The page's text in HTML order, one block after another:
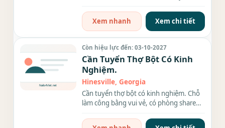
Xem nhanh
Xem chi tiết
Còn hiệu lực đến: 03-10-2027
Cần Tuyển Thợ Bột Có Kinh
Nghiệm.
Hinesville, Georgia
Cần tuyển thợ bột có kinh nghiệm. Chỗ
làm công bằng vui vẻ, có phòng share